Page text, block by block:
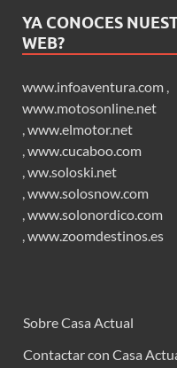
YA CONOCES
WEB?
www.infoaventura.com
www.motosonline.net
www.elmotor.net
www.cucaboo.com
ww.soloski.net
www.solosnow.com
www.solonordico.com
www.zoomdestinos.es
Sobre Casa Actual
Contactar con Casa